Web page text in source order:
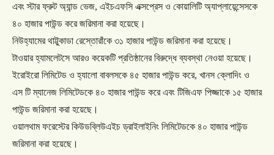
এবং স্টার ফ্রুট অ্যান্ড ভেজ, এইচএফসি এক্সপ্রেস ও কোয়ালিটি অ্যাপ্লায়েন্সেসকে
৪০ হাজার পাউন্ড করে জরিমানা করা হয়েছে।
নিউহ্যামের থাট্টুকাডা রেস্তোরাঁকে ৩১ হাজার পাউন্ড জরিমানা করা হয়েছে।
টাওয়ার হ্যামলেটসে আরও কয়েকটি প্রতিষ্ঠানের বিরুদ্ধে ব্যবস্থা নেওয়া হয়েছে।
ইরোইরো লিমিটেড ও হ্যালো বাবলসকে ৪৫ হাজার পাউন্ড করে, খানস ক্লোদিং ও
এস টি ম্যানেজ লিমিটেডকে ৪০ হাজার পাউন্ড করে এবং টিজিএফ পিজ্জাকে ১৫ হাজার
পাউন্ড জরিমানা করা হয়েছে।
ওয়ালথাম ফরেস্টের কিউডব্লিউএইচ ড্রাইলাইনিং লিমিটেডকে ৪০ হাজার পাউন্ড
জরিমানা করা হয়েছে।